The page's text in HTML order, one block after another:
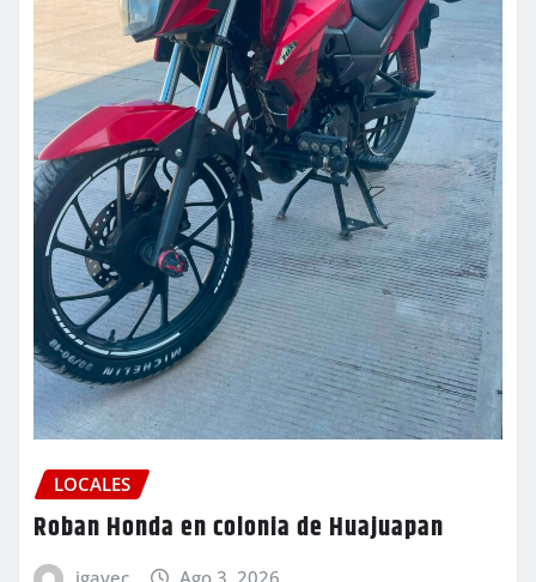
LOCALES
Roban Honda en colonia de Huajuapan
igavec Ago 3, 2026